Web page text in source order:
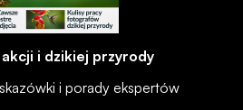
i dzikiej przyrody
i porady ekspertów